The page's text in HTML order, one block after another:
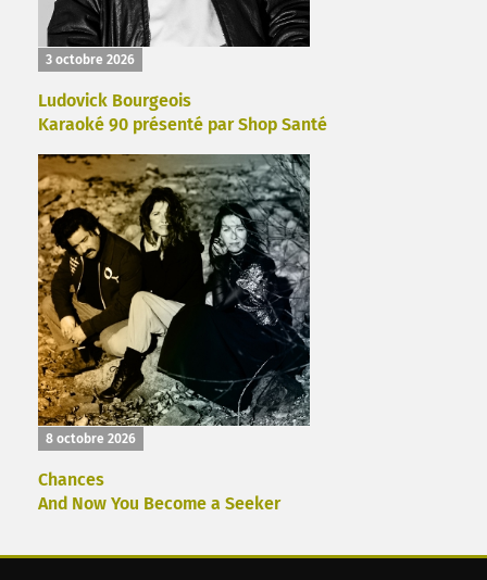
3 octobre 2026
Ludovick Bourgeois
Karaoké 90 présenté par Shop Santé
8 octobre 2026
Chances
And Now You Become a Seeker